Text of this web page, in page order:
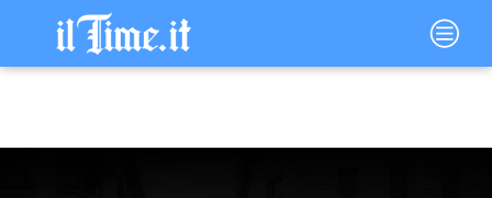
contenuto
Main
Menu